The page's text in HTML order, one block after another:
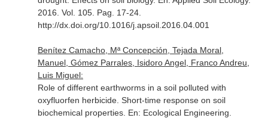
2016. Vol. 105. Pag. 17-24.
http://dx.doi.org/10.1016/j.apsoil.2016.04.001
Benítez Camacho, Mª Concepción, Tejada Moral,
Manuel, Gómez Parrales, Isidoro Angel, Franco Andreu,
Luis Miguel:
Role of different earthworms in a soil polluted with
oxyfluorfen herbicide. Short-time response on soil
biochemical properties. En: Ecological Engineering